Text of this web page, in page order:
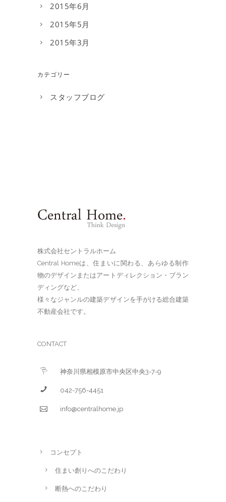
2015年6月
2015年5月
2015年3月
カテゴリー
スタッフブログ
株式会社セントラルホーム
Central Homeは、住まいに関わる、あらゆる制作
物のデザインまたはアートディレクション・ブラン
ディングなど、
様々なジャンルの建築デザインを手がける総合建築
不動産会社です。
CONTACT
神奈川県相模原市中央区中央3-7-9
042-756-4451
info@centralhome.jp
コンセプト
住まい創りへのこだわり
断熱へのこだわり